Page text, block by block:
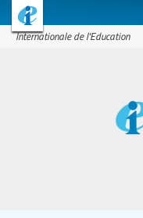
Internationale de l'Education